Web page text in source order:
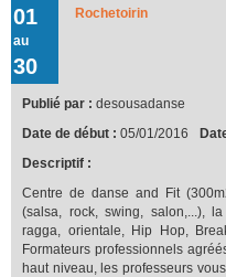
01
au
30
Rochetoirin
Publié par : desousadanse
Date de début : 05/01/2016
Descriptif :
Centre de danse and Fit
(salsa, rock, swing, salon,...),
ragga, orientale, Hip Hop,
Formateurs professionnels
haut niveau, les professeurs